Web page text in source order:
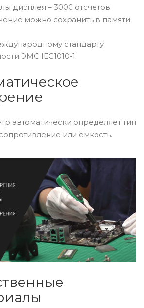
дисплея – 3000 отсчетов.
можно сохранить в памяти.
стандарту
ЭМС IEC1010-1.
автоматически определяет тип
или ёмкость.